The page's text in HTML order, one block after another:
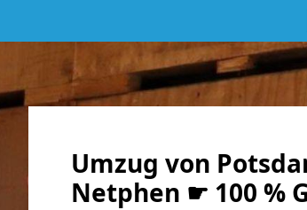
Umzug von
Netphen ☛ 100 %